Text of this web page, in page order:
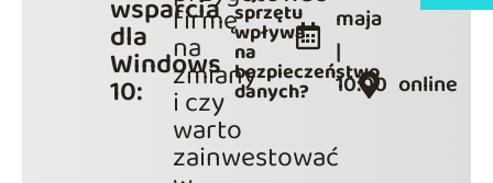
wsparcia
dla
Windows
10:
firmę
na
zmiany
i czy
warto
zainwestować
sprzętu
wpływa
na
bezpieczeństwo
danych?
maja
|
10:00 online